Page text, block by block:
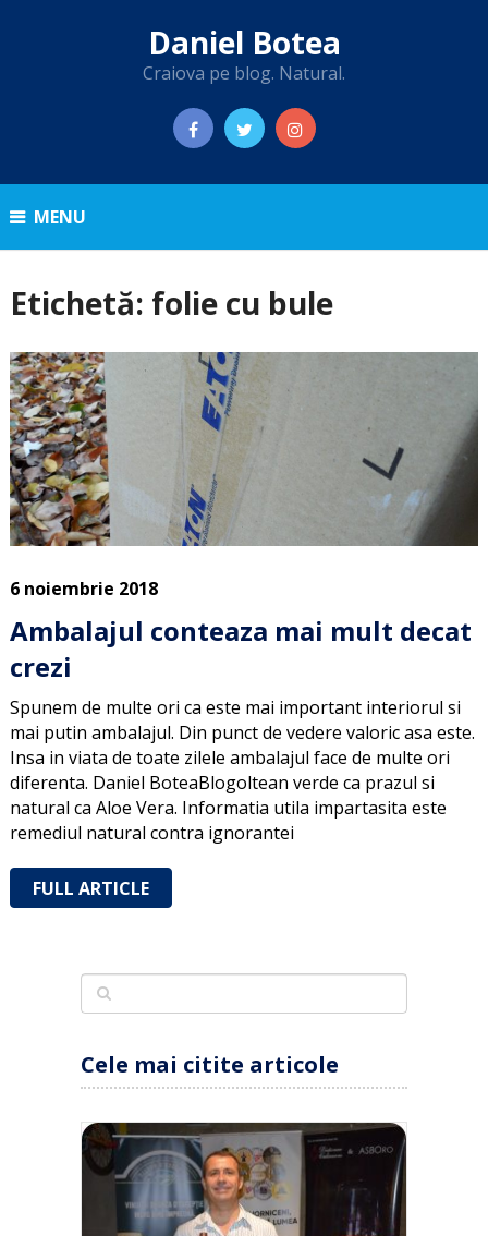
Daniel Botea
Craiova pe blog. Natural.
MENU
Etichetă: folie cu bule
6 noiembrie 2018
Ambalajul conteaza mai mult decat
crezi
Spunem de multe ori ca este mai important interiorul si
mai putin ambalajul. Din punct de vedere valoric asa este.
Insa in viata de toate zilele ambalajul face de multe ori
diferenta. Daniel BoteaBlogoltean verde ca prazul si
natural ca Aloe Vera. Informatia utila impartasita este
remediul natural contra ignorantei
FULL ARTICLE
Cele mai citite articole